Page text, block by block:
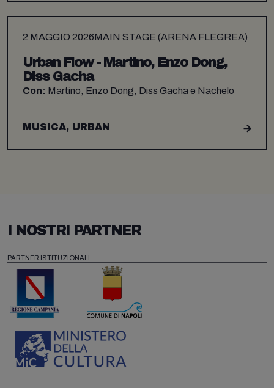
2 MAGGIO 2026MAIN STAGE (ARENA FLEGREA)
Urban Flow - Martino, Enzo Dong,
Diss Gacha
Con: Martino, Enzo Dong, Diss Gacha e Nachelo
MUSICA, URBAN
I NOSTRI PARTNER
PARTNER ISTITUZIONALI